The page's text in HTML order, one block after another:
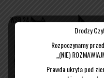
Drodzy
Rozpoczynamy
„(NIE)
Prawda ukryta pod